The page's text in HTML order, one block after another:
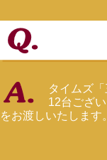
タイムズ
12台ござ
をお渡しいたします。